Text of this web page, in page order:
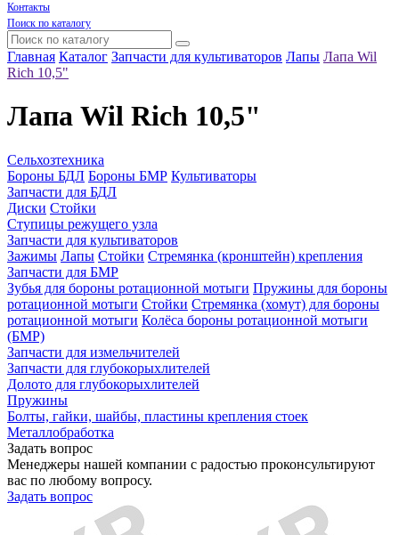
Контакты
Поиск по каталогу
Главная Каталог Запчасти для культиваторов Лапы Лапа Wil
Rich 10,5"
Лапа Wil Rich 10,5"
Сельхозтехника
Бороны БДЛ Бороны БМР Культиваторы
Запчасти для БДЛ
Диски Стойки
Ступицы режущего узла
Запчасти для культиваторов
Зажимы Лапы Стойки Стремянка (кронштейн) крепления
Запчасти для БМР
Зубья для бороны ротационной мотыги Пружины для бороны
ротационной мотыги Стойки Стремянка (хомут) для бороны
ротационной мотыги Колёса бороны ротационной мотыги
(БМР)
Запчасти для измельчителей
Запчасти для глубокорыхлителей
Долото для глубокорыхлителей
Пружины
Болты, гайки, шайбы, пластины крепления стоек
Металлобработка
Задать вопрос
Менеджеры нашей компании с радостью проконсультируют
вас по любому вопросу.
Задать вопрос